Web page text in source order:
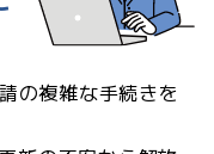
の複雑な手続きを